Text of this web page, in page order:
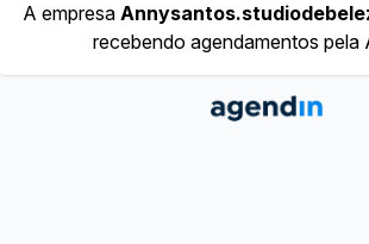
A empresa
recebendo agendamentos pela